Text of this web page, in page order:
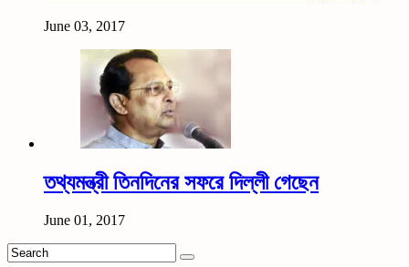
June 03, 2017
তথ্যমন্ত্রী তিনদিনের সফরে দিল্লী গেছেন
June 01, 2017